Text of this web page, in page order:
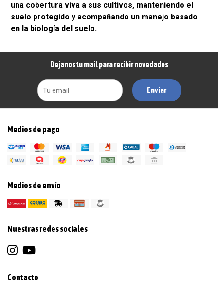
una cobertura viva a sus cultivos, manteniendo el
suelo protegido y acompañando un manejo basado
en la biología del suelo.
Dejanos tu mail para recibir novedades
Enviar
Medios de pago
Medios de envío
Nuestras redes sociales
Contacto